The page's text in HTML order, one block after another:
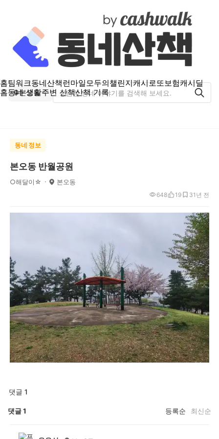
홈팀워크동네산책런마일모두의챌린지캐시로또보험캐시딜
홈동네 생활주변 산책산책 기록
본오동
동네 정보
본오동 반월공원
○해달이☆ 본오동
1년 전
648 19 3
댓글 1
댓글1 등록순 최신순